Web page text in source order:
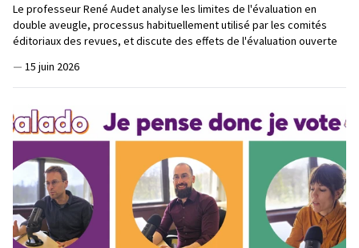
Le professeur René Audet analyse les limites de l'évaluation en
double aveugle, processus habituellement utilisé par les comités
éditoriaux des revues, et discute des effets de l'évaluation ouverte
— 15 juin 2026